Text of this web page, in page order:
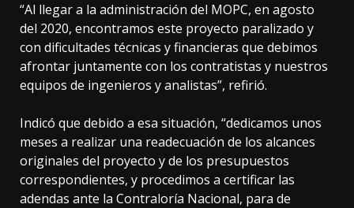
“Al llegar a la administración del MOPC, en agosto
del 2020, encontramos este proyecto paralizado y
con dificultades técnicas y financieras que debimos
afrontar juntamente con los contratistas y nuestros
equipos de ingenieros y analistas”, refirió.
Indicó que debido a esa situación, “dedicamos unos
meses a realizar una readecuación de los alcances
originales del proyecto y de los presupuestos
correspondientes, y procedimos a certificar las
adendas ante la Contraloría Nacional, para de